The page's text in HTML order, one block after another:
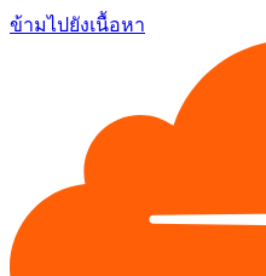
ข้ามไปยังเนื้อหา